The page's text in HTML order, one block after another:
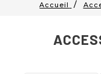
Accueil